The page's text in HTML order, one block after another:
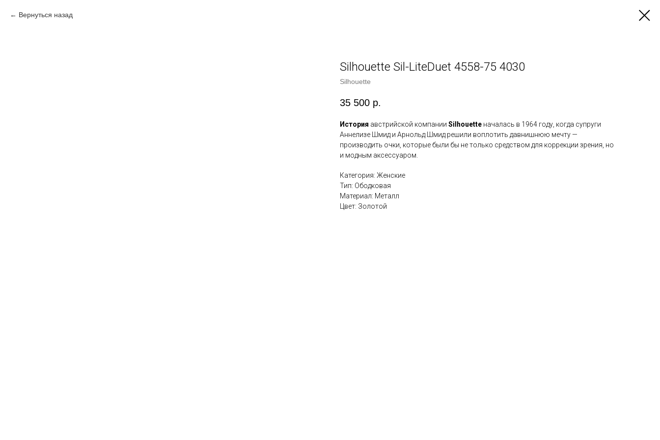
Вернуться назад
Silhouette Sil-LiteDuet 4558-75 4030
Silhouette
35 500 р.
История австрийской компании Silhouette началась в 1964 году, когда супруги
Аннелизе Шмид и Арнольд Шмид решили воплотить давнишнюю мечту —
производить очки, которые были бы не только средством для коррекции зрения, но
и модным аксессуаром.
Категория: Женские
Тип: Ободковая
Материал: Металл
Цвет: Золотой